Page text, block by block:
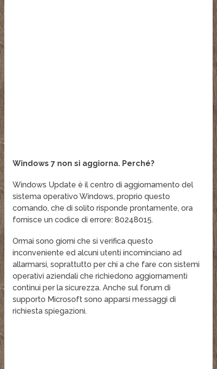
Windows 7 non si aggiorna. Perché?
Windows Update è il centro di aggiornamento del
sistema operativo Windows, proprio questo
comando, che di solito risponde prontamente, ora
fornisce un codice di errore: 80248015.
Ormai sono giorni che si verifica questo
inconveniente ed alcuni utenti incominciano ad
allarmarsi, soprattutto per chi a che fare con sistemi
operativi aziendali che richiedono aggiornamenti
continui per la sicurezza. Anche sul forum di
supporto Microsoft sono apparsi messaggi di
richiesta spiegazioni.